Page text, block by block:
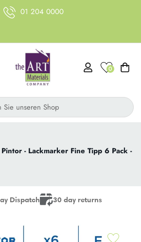
01 204 0000
0
Sie unseren Shop
Pintor - Lackmarker Fine Tipp 6 Pack -
Dispatch 30 day returns